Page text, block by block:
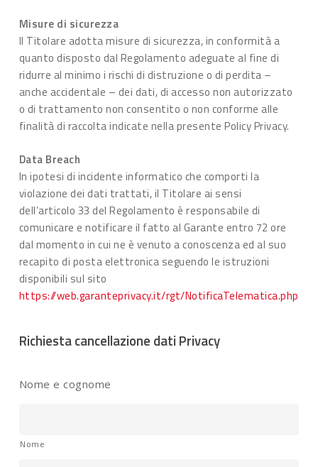
Misure di sicurezza
Il Titolare adotta misure di sicurezza, in conformità a
quanto disposto dal Regolamento adeguate al fine di
ridurre al minimo i rischi di distruzione o di perdita –
anche accidentale – dei dati, di accesso non autorizzato
o di trattamento non consentito o non conforme alle
finalità di raccolta indicate nella presente Policy Privacy.
Data Breach
In ipotesi di incidente informatico che comporti la
violazione dei dati trattati, il Titolare ai sensi
dell’articolo 33 del Regolamento è responsabile di
comunicare e notificare il fatto al Garante entro 72 ore
dal momento in cui ne è venuto a conoscenza ed al suo
recapito di posta elettronica seguendo le istruzioni
disponibili sul sito
https://web.garanteprivacy.it/rgt/NotificaTelematica.php
Richiesta cancellazione dati Privacy
Nome e cognome
Nome